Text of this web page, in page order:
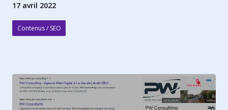
17 avril 2022
Contenus / SEO